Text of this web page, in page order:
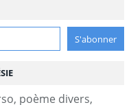
poème divers,